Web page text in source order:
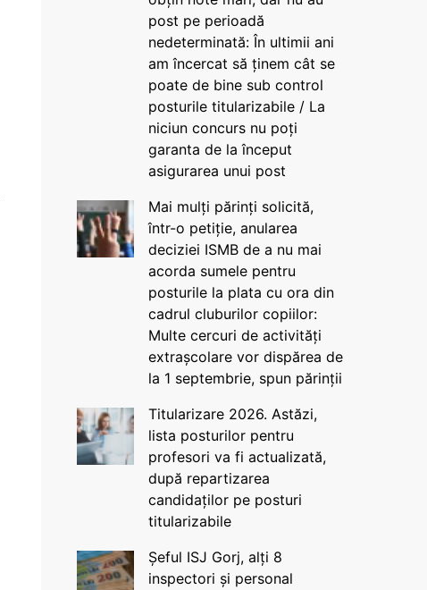
post pe perioadă
nedeterminată: În ultimii ani
am încercat să ținem cât se
poate de bine sub control
posturile titularizabile / La
niciun concurs nu poți
garanta de la început
asigurarea unui post
Mai mulți părinți solicită,
într-o petiție, anularea
deciziei ISMB de a nu mai
acorda sumele pentru
posturile la plata cu ora din
cadrul cluburilor copiilor:
Multe cercuri de activități
extrașcolare vor dispărea de
la 1 septembrie, spun părinții
Titularizare 2026. Astăzi,
lista posturilor pentru
profesori va fi actualizată,
după repartizarea
candidaților pe posturi
titularizabile
Șeful ISJ Gorj, alți 8
inspectori și personal